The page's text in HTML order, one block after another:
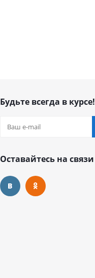
Будьте всегда в курсе!
Оставайтесь на связи